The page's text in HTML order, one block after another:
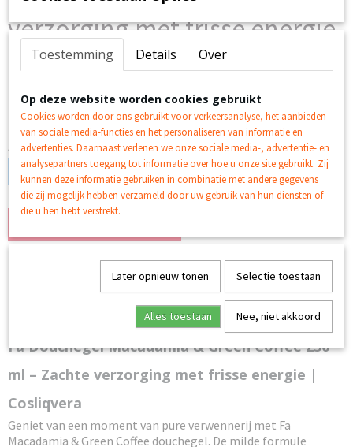
verzorging met frisse energie
| Cosliqvera
€ 1,79 (inclusief btw 21%)
Op voorraad- Levertijd 1 a 2 Werkdagen
Aantal
3178040696631
Fa Douchegel Macadamia & Green Coffee 250
ml – Zachte verzorging met frisse energie |
Cosliqvera
Geniet van een moment van pure verwennerij met Fa
Macadamia & Green Coffee douchegel. De milde formule
Toestemming Details Over
Op deze website worden cookies gebruikt
Cookies worden door ons gebruikt voor verkeersanalyse, het aanbieden
van sociale media-functies en het personaliseren van informatie en
advertenties. Daarnaast verlenen we onze sociale media-, advertentie- en
analysepartners toegang tot informatie over hoe u onze site gebruikt. Zij
kunnen deze informatie gebruiken in combinatie met andere gegevens
die zij mogelijk hebben verzameld door uw gebruik van hun diensten of
die u hen hebt verstrekt.
Later opnieuw tonen Selectie toestaan
Alles toestaan Nee, niet akkoord